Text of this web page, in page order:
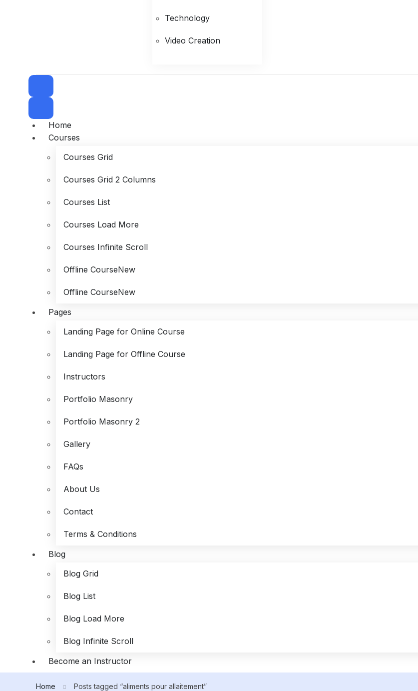
Technology
Video Creation
Home
Courses
Courses Grid
Courses Grid 2 Columns
Courses List
Courses Load More
Courses Infinite Scroll
Offline CourseNew
Offline CourseNew
Pages
Landing Page for Online Course
Landing Page for Offline Course
Instructors
Portfolio Masonry
Portfolio Masonry 2
Gallery
FAQs
About Us
Contact
Terms & Conditions
Blog
Blog Grid
Blog List
Blog Load More
Blog Infinite Scroll
Become an Instructor
Home Posts tagged “aliments pour allaitement”